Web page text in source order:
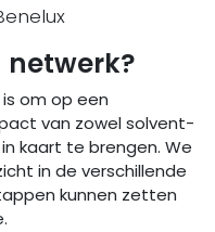
om op een
van zowel solvent-
kaart te brengen. We
in de verschillende
kunnen zetten